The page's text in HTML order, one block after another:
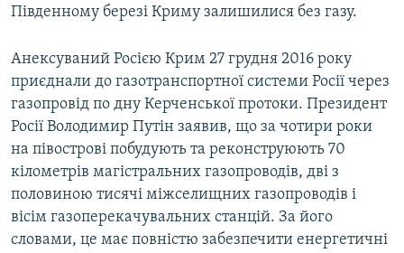
Південному березі Криму залишилися без газу.
Анексуваний Росією Крим 27 грудня 2016 року
приєднали до газотранспортної системи Росії через
газопровід по дну Керченської протоки. Президент
Росії Володимир Путін заявив, що за чотири роки
на півострові побудують та реконструюють 70
кілометрів магістральних газопроводів, дві з
половиною тисячі міжселищних газопроводів і
вісім газоперекачувальних станцій. За його
словами, це має повністю забезпечити енергетичні